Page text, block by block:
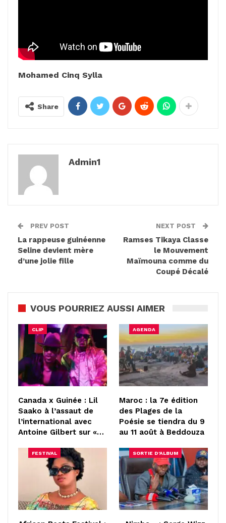
Mohamed Cinq Sylla
Share
Admin1
PREV POST
La rappeuse guinéenne
Seline devient mère
d’une jolie fille
NEXT POST
Ramses Tikaya Classe
le Mouvement
Maïmouna comme du
Coupé Décalé
VOUS POURRIEZ AUSSI AIMER
CLIP
Canada x Guinée : Lil
Saako à l’assaut de
l’international avec
Antoine Gilbert sur «…
AGENDA
Maroc : la 7e édition
des Plages de la
Poésie se tiendra du 9
au 11 août à Beddouza
FESTIVAL SORTIE D'ALBUM